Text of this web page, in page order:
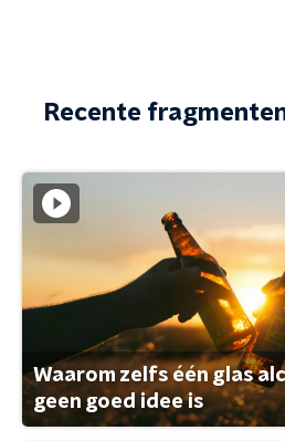
Recente
Waarom zelfs één glas
geen goed idee is